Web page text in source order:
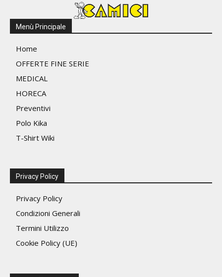
possono
essere
scelte
Menù Principale
Home
OFFERTE FINE SERIE
MEDICAL
HORECA
Preventivi
Polo Kika
T-Shirt Wiki
Privacy Policy
Privacy Policy
Condizioni Generali
Termini Utilizzo
Cookie Policy (UE)